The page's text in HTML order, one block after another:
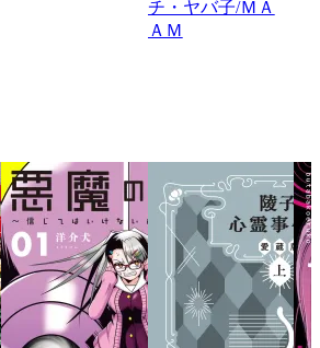
チ・ヤバ子/ＭＡ
ＡＭ